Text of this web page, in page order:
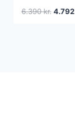
6.390kr. Den
4.792